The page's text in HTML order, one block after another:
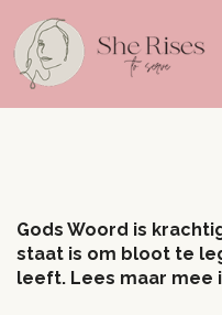
Gods Woord is
staat is om bloot te
leeft. Lees maar mee